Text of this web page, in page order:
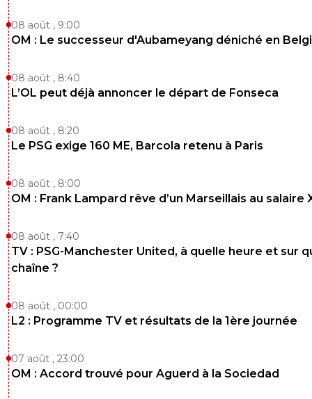
08 août , 9:00
OM : Le successeur d'Aubameyang déniché en
08 août , 8:40
L’OL peut déjà annoncer le départ de Fonseca
08 août , 8:20
Le PSG exige 160 ME, Barcola retenu à Paris
08 août , 8:00
OM : Frank Lampard rêve d’un Marseillais au salaire
08 août , 7:40
TV : PSG-Manchester United, à quelle heure et sur
chaîne ?
08 août , 00:00
L2 : Programme TV et résultats de la 1ère journée
07 août , 23:00
OM : Accord trouvé pour Aguerd à la Sociedad